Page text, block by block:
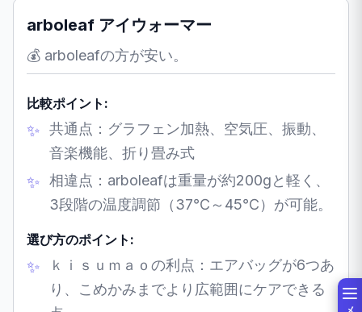
arboleaf アイウォーマー
💰 arboleafの方が安い。
比較ポイント:
共通点：グラフェン加熱、空気圧、振動、
音楽機能、折り畳み式
相違点：arboleafは重量が約200gと軽く、
3段階の温度調節（37℃～45℃）が可能。
選び方のポイント:
ｋｉｓｕｍａｏの利点：エアバッグが6つあ
り、こめかみまでより広範囲にケアできる